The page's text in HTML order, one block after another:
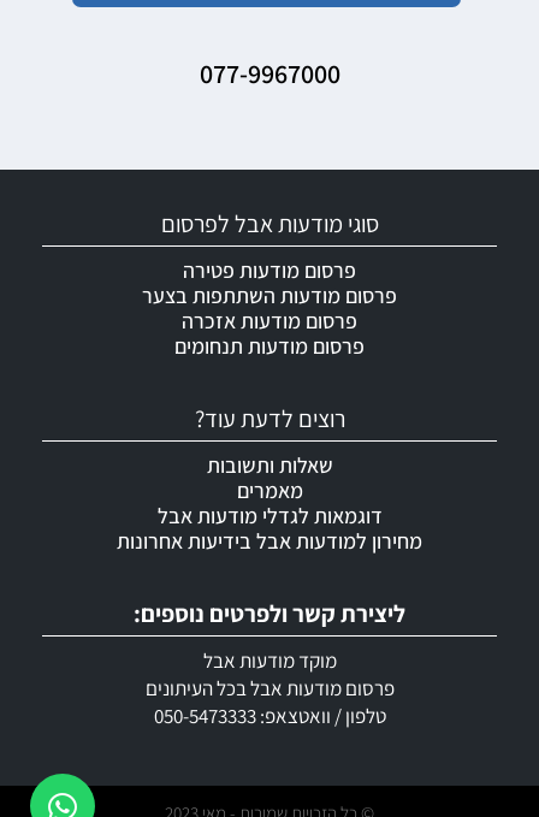
077-9967000
ליצירת קשר ולפרטים נוספים:
מוקד מודעות אבל
פרסום מודעות אבל בכל העיתונים
טלפון / וואטצאפ: 050-5473333
רוצים לדעת עוד?
שאלות ותשובות
מאמרים
דוגמאות לגדלי מודעות אבל
מחירון למודעות אבל בידיעות אחרונות
סוגי מודעות אבל לפרסום
פרסום מודעות פטירה
פרסום מודעות השתתפות בצער
פרסום מודעות אזכרה
פרסום מודעות תנחומים